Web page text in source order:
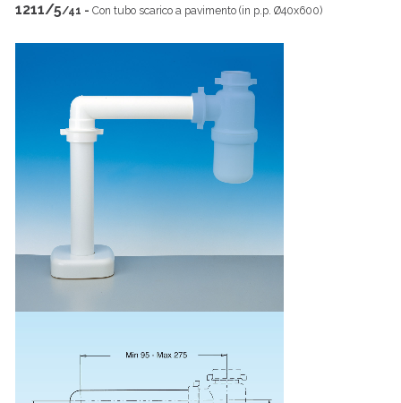
1211/5/41 - Con tubo scarico a pavimento (in p.p. Ø40x600)